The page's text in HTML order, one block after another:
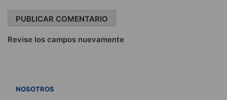
Revise los campos nuevamente
NOSOTROS